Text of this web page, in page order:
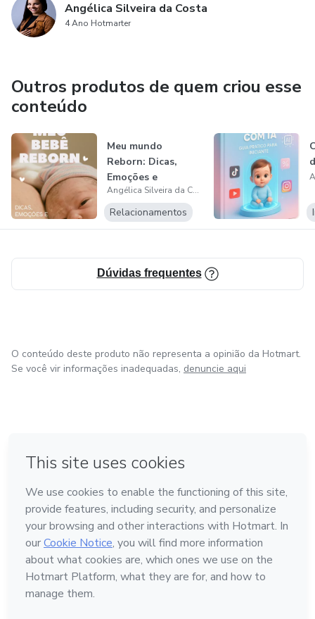
Angélica Silveira da Costa
4 Ano Hotmarter
Outros produtos de quem criou esse
conteúdo
Meu mundo
Reborn: Dicas,
Emoções e
Cuidados
Angélica Silveira da Costa
Relacionamentos
Dúvidas frequentes
O conteúdo deste produto não representa a opinião da Hotmart.
Se você vir informações inadequadas, denuncie aqui
Feito com ❤
em Belo Horizonte
na Cidade do México
Conheça a Hotmart